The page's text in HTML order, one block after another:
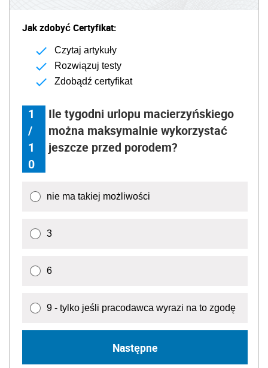
Jak zdobyć Certyfikat:
Czytaj artykuły
Rozwiązuj testy
Zdobądź certyfikat
1
/
1
0
Ile tygodni urlopu macierzyńskiego
można maksymalnie wykorzystać
jeszcze przed porodem?
nie ma takiej możliwości
3
6
9 - tylko jeśli pracodawca wyrazi na to zgodę
Następne